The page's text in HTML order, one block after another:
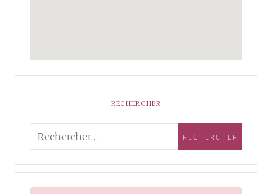
RECHERCHER